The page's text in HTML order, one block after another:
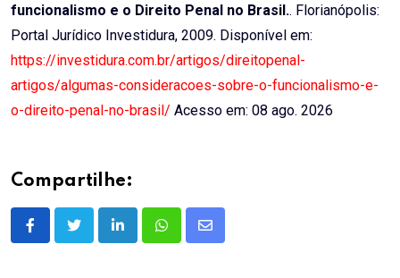
funcionalismo e o Direito Penal no Brasil.. Florianópolis:
Portal Jurídico Investidura, 2009. Disponível em:
https://investidura.com.br/artigos/direitopenal-
artigos/algumas-consideracoes-sobre-o-funcionalismo-e-
o-direito-penal-no-brasil/ Acesso em: 08 ago. 2026
Compartilhe:
LinkedInWhatsappShare